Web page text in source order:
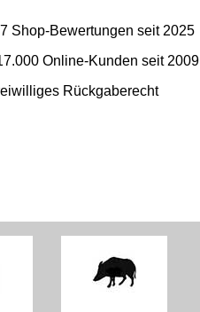
Shop-Bewertungen seit 2025
Online-Kunden seit 2009
Rückgaberecht